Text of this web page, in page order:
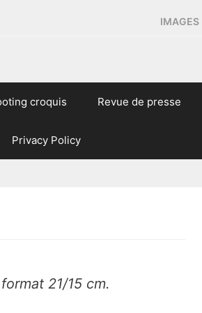
IMAGES
croquis Revue de presse
Privacy Policy
21/15 cm.